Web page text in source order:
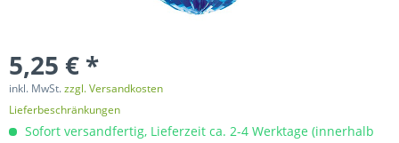
5,25 € *
inkl. MwSt.zzgl. Versandkosten
Lieferbeschränkungen
Sofort versandfertig, Lieferzeit ca. 2-4 Werktage (innerhalb